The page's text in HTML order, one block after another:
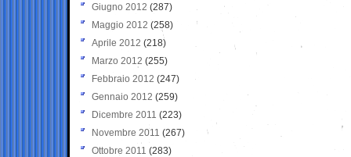
Giugno 2012 (287)
Maggio 2012 (258)
Aprile 2012 (218)
Marzo 2012 (255)
Febbraio 2012 (247)
Gennaio 2012 (259)
Dicembre 2011 (223)
Novembre 2011 (267)
Ottobre 2011 (283)